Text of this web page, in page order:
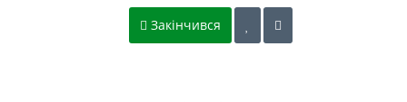
Закінчився